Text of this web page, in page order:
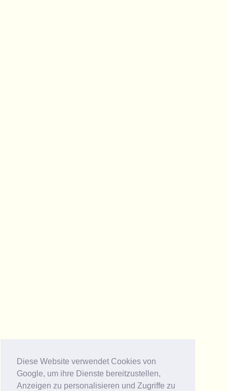
Diese Website verwendet Cookies von
Google, um ihre Dienste bereitzustellen,
Anzeigen zu personalisieren und Zugriffe zu